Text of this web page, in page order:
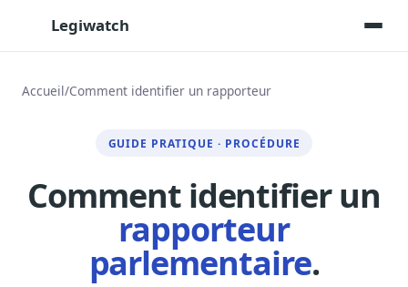
Legiwatch
Posez vos questions, réponses sourcées
Toutes les séances AN/Sénat transcrites
Synthèses IA
Résumés automatiques des dossiers longs
Accueil/Comment identifier un rapporteur
GUIDE PRATIQUE · PROCÉDURE
Comment identifier un
rapporteur
parlementaire.